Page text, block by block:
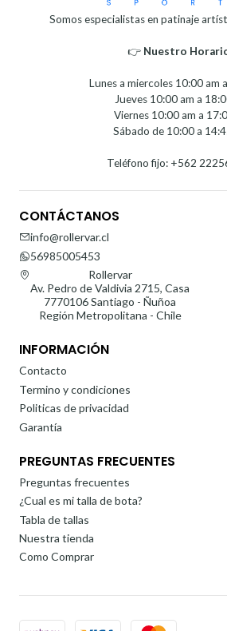
Somos especialistas en patinaje
👉 Nuestro
Lunes a miercoles 10:00 am
Jueves 10:00 am a
Viernes 10:00 am a
Sábado de 10:00 a
Teléfono fijo: +562
CONTÁCTANOS
info@rollervar.cl
56985005453
Rollervar
Av. Pedro de Valdivia 2715, Casa
7770106 Santiago - Ñuñoa
Región Metropolitana - Chile
INFORMACIÓN
Contacto
Termino y condiciones
Politicas de privacidad
Garantía
PREGUNTAS FRECUENTES
Preguntas frecuentes
¿Cual es mi talla de bota?
Tabla de tallas
Nuestra tienda
Como Comprar